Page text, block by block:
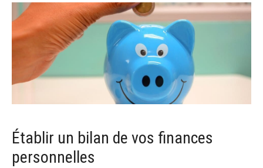
Établir un bilan de vos finances
personnelles